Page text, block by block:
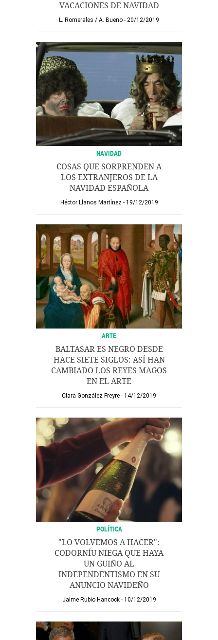
VACACIONES DE NAVIDAD
L. Romerales / A. Bueno 20/12/2019
NAVIDAD
COSAS QUE SORPRENDEN A
LOS EXTRANJEROS DE LA
NAVIDAD ESPAÑOLA
Héctor Llanos Martínez 19/12/2019
ARTE
BALTASAR ES NEGRO DESDE
HACE SIETE SIGLOS: ASÍ HAN
CAMBIADO LOS REYES MAGOS
EN EL ARTE
Clara González Freyre 14/12/2019
POLÍTICA
"LO VOLVEMOS A HACER":
CODORNÍU NIEGA QUE HAYA
UN GUIÑO AL
INDEPENDENTISMO EN SU
ANUNCIO NAVIDEÑO
Jaime Rubio Hancock 10/12/2019